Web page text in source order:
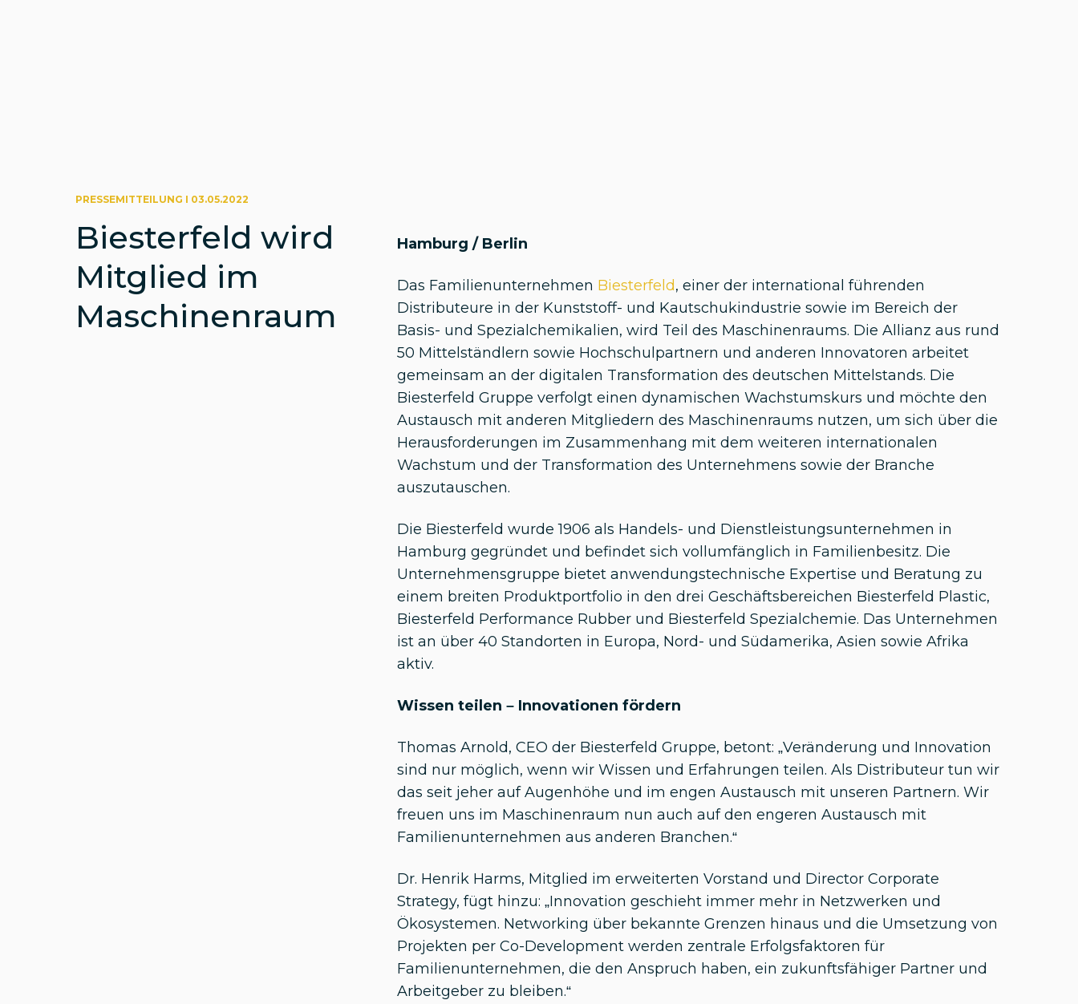
PRESSEMITTEILUNG I 03.05.2022
Biesterfeld wird
Mitglied im
Maschinenraum
Hamburg / Berlin
Das Familienunternehmen Biesterfeld, einer der international führenden
Distributeure in der Kunststoff- und Kautschukindustrie sowie im Bereich der
Basis- und Spezialchemikalien, wird Teil des Maschinenraums. Die Allianz aus rund
50 Mittelständlern sowie Hochschulpartnern und anderen Innovatoren arbeitet
gemeinsam an der digitalen Transformation des deutschen Mittelstands. Die
Biesterfeld Gruppe verfolgt einen dynamischen Wachstumskurs und möchte den
Austausch mit anderen Mitgliedern des Maschinenraums nutzen, um sich über die
Herausforderungen im Zusammenhang mit dem weiteren internationalen
Wachstum und der Transformation des Unternehmens sowie der Branche
auszutauschen.
Die Biesterfeld wurde 1906 als Handels- und Dienstleistungsunternehmen in
Hamburg gegründet und befindet sich vollumfänglich in Familienbesitz. Die
Unternehmensgruppe bietet anwendungstechnische Expertise und Beratung zu
einem breiten Produktportfolio in den drei Geschäftsbereichen Biesterfeld Plastic,
Biesterfeld Performance Rubber und Biesterfeld Spezialchemie. Das Unternehmen
ist an über 40 Standorten in Europa, Nord- und Südamerika, Asien sowie Afrika
aktiv.
Wissen teilen – Innovationen fördern
Thomas Arnold, CEO der Biesterfeld Gruppe, betont: „Veränderung und Innovation
sind nur möglich, wenn wir Wissen und Erfahrungen teilen. Als Distributeur tun wir
das seit jeher auf Augenhöhe und im engen Austausch mit unseren Partnern. Wir
freuen uns im Maschinenraum nun auch auf den engeren Austausch mit
Familienunternehmen aus anderen Branchen.“
Dr. Henrik Harms, Mitglied im erweiterten Vorstand und Director Corporate
Strategy, fügt hinzu: „Innovation geschieht immer mehr in Netzwerken und
Ökosystemen. Networking über bekannte Grenzen hinaus und die Umsetzung von
Projekten per Co-Development werden zentrale Erfolgsfaktoren für
Familienunternehmen, die den Anspruch haben, ein zukunftsfähiger Partner und
Arbeitgeber zu bleiben.“